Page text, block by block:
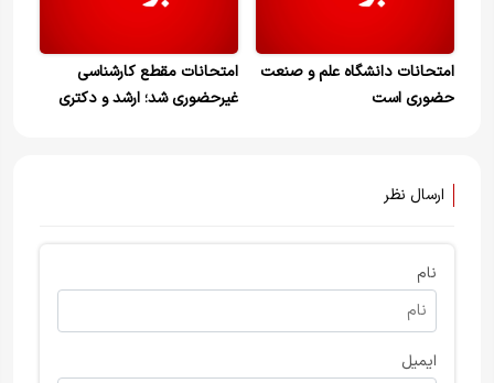
امتحانات دانشگاه علم و صنعت
حضوری است
امتحانات مقطع کارشناسی
غیرحضوری شد؛ ارشد و دکتری
ارسال نظر
نام
ایمیل